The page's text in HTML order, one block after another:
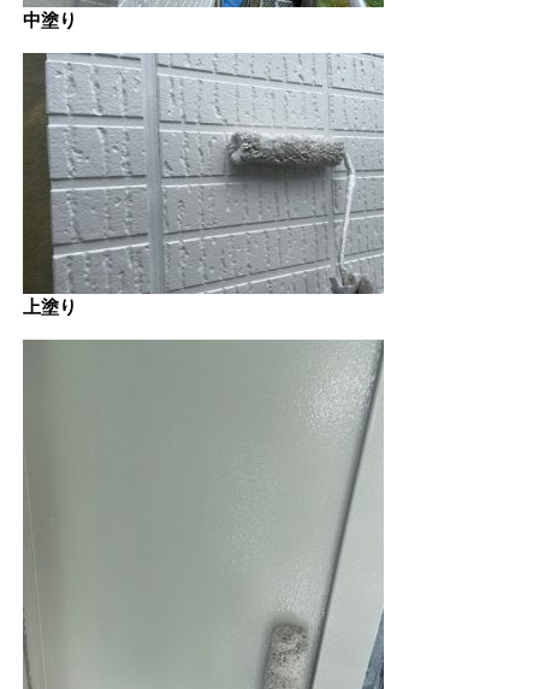
中塗り
上塗り